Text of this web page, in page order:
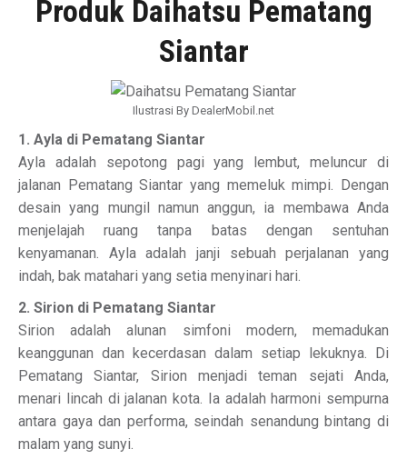
Produk Daihatsu Pematang
Siantar
Ilustrasi By DealerMobil.net
1. Ayla di Pematang Siantar
Ayla adalah sepotong pagi yang lembut, meluncur di
jalanan Pematang Siantar yang memeluk mimpi. Dengan
desain yang mungil namun anggun, ia membawa Anda
menjelajah ruang tanpa batas dengan sentuhan
kenyamanan. Ayla adalah janji sebuah perjalanan yang
indah, bak matahari yang setia menyinari hari.
2. Sirion di Pematang Siantar
Sirion adalah alunan simfoni modern, memadukan
keanggunan dan kecerdasan dalam setiap lekuknya. Di
Pematang Siantar, Sirion menjadi teman sejati Anda,
menari lincah di jalanan kota. Ia adalah harmoni sempurna
antara gaya dan performa, seindah senandung bintang di
malam yang sunyi.